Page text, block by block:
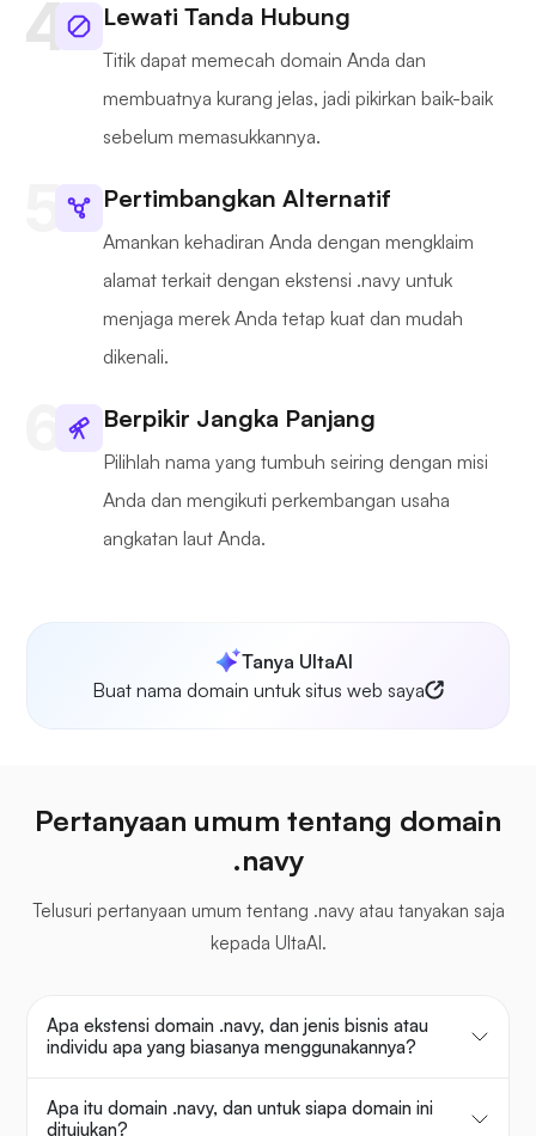
Lewati Tanda Hubung
Titik dapat memecah domain Anda dan
membuatnya kurang jelas, jadi pikirkan baik-baik
sebelum memasukkannya.
Pertimbangkan Alternatif
Amankan kehadiran Anda dengan mengklaim
alamat terkait dengan ekstensi .navy untuk
menjaga merek Anda tetap kuat dan mudah
dikenali.
Berpikir Jangka Panjang
Pilihlah nama yang tumbuh seiring dengan misi
Anda dan mengikuti perkembangan usaha
angkatan laut Anda.
Tanya UltaAI
Buat nama domain untuk situs web saya
Pertanyaan umum tentang domain
.navy
Telusuri pertanyaan umum tentang .navy atau tanyakan saja
kepada UltaAI.
Apa ekstensi domain .navy, dan jenis bisnis atau
individu apa yang biasanya menggunakannya?
Apa itu domain .navy, dan untuk siapa domain ini
ditujukan?